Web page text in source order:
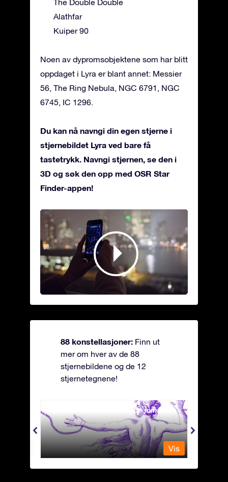
The Double Double
Alathfar
Kuiper 90
Noen av dypromsobjektene som har blitt
oppdaget i Lyra er blant annet: Messier
56, The Ring Nebula, NGC 6791, NGC
6745, IC 1296.
Du kan nå navngi din egen stjerne i
stjernebildet Lyra ved bare få
tastetrykk. Navngi stjernen, se den i
3D og søk den opp med OSR Star
Finder-appen!
88 konstellasjoner: Finn ut
mer om hver av de 88
stjernebildene og de 12
stjernetegnene!
Andromeda - Den lenkede jomfrua
Vis